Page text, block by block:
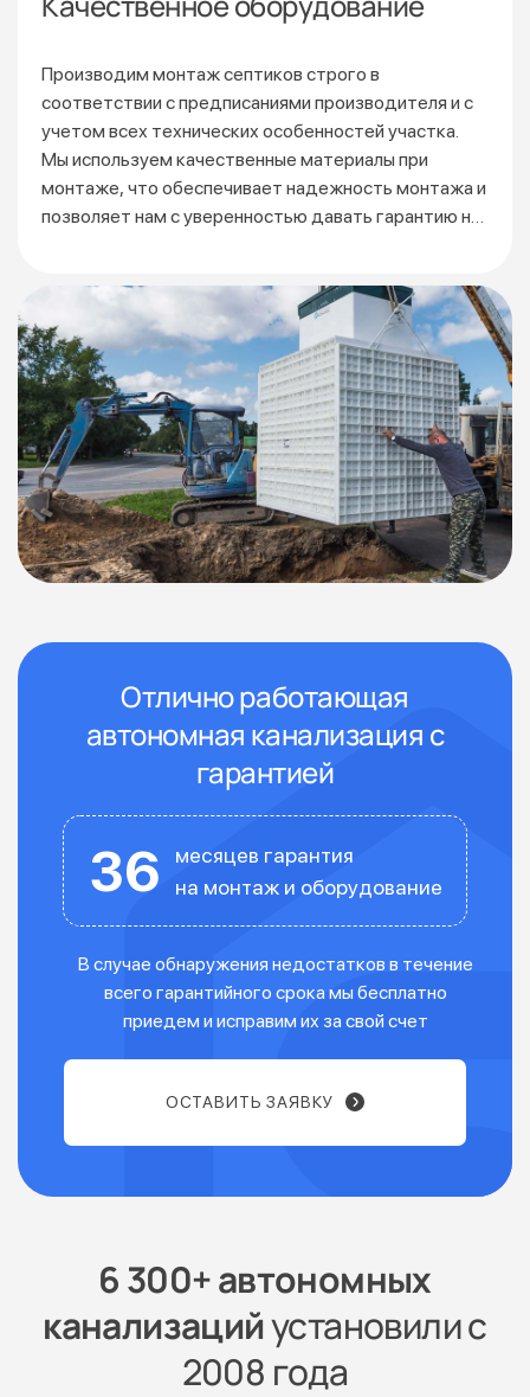
Производим монтаж септиков строго в
соответствии с предписаниями производителя и с
учетом всех технических особенностей участка.
Мы используем качественные материалы при
монтаже, что обеспечивает надежность монтажа и
позволяет нам с уверенностью давать гарантию на
Отлично работающая
автономная канализация с
гарантией
36
месяцев гарантия
на монтаж и оборудование
В случае обнаружения недостатков в течение
всего гарантийного срока мы бесплатно
приедем и исправим их за свой счет
ОСТАВИТЬ ЗАЯВКУ
6 300+ автономных
канализацийустановили с
2008 года